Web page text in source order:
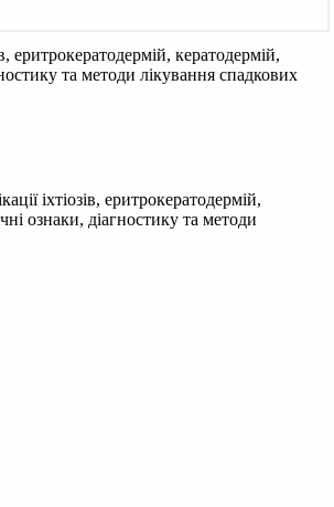
еритрокератодермій, кератодермій,
та методи лікування спадкових
іхтіозів, еритрокератодермій,
ознаки, діагностику та методи